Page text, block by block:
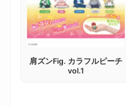
肩ズンFig. カラフルピーチ
vol.1